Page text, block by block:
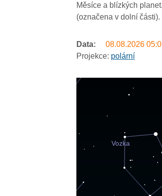
Měsíce a blízkých
(označena v dolní části).
Data: 08.08.2026
Projekce: polární